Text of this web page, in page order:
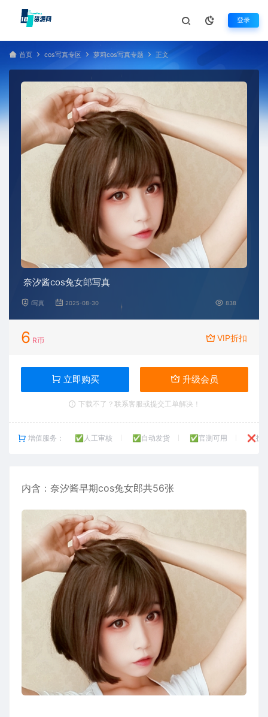
登录
首页 cos写真专区 萝莉cos写真专题 正文
奈汐酱cos兔女郎写真
i写真 2025-08-30 838
6 R币 VIP折扣
立即购买 升级会员
下载不了？联系客服或提交工单解决！
增值服务： ✅人工审核 ✅自动发货 ✅官测可用 ❌技
内含： 奈汐酱早期cos兔女郎共56张